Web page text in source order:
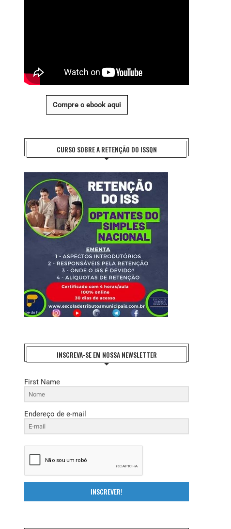
REFORMA TRIBUTÁRIA: O DESAFIO DA
IMPLEMENTAÇÃO E A...
27 de julho de 2026
ENTIDADES NACIONAIS DO FISCO
Compre o ebook aqui
CURSO SOBRE A RETENÇÃO DO ISSQN
INSCREVA-SE EM NOSSA NEWSLETTER
First Name
Endereço de e-mail
INSCREVER!